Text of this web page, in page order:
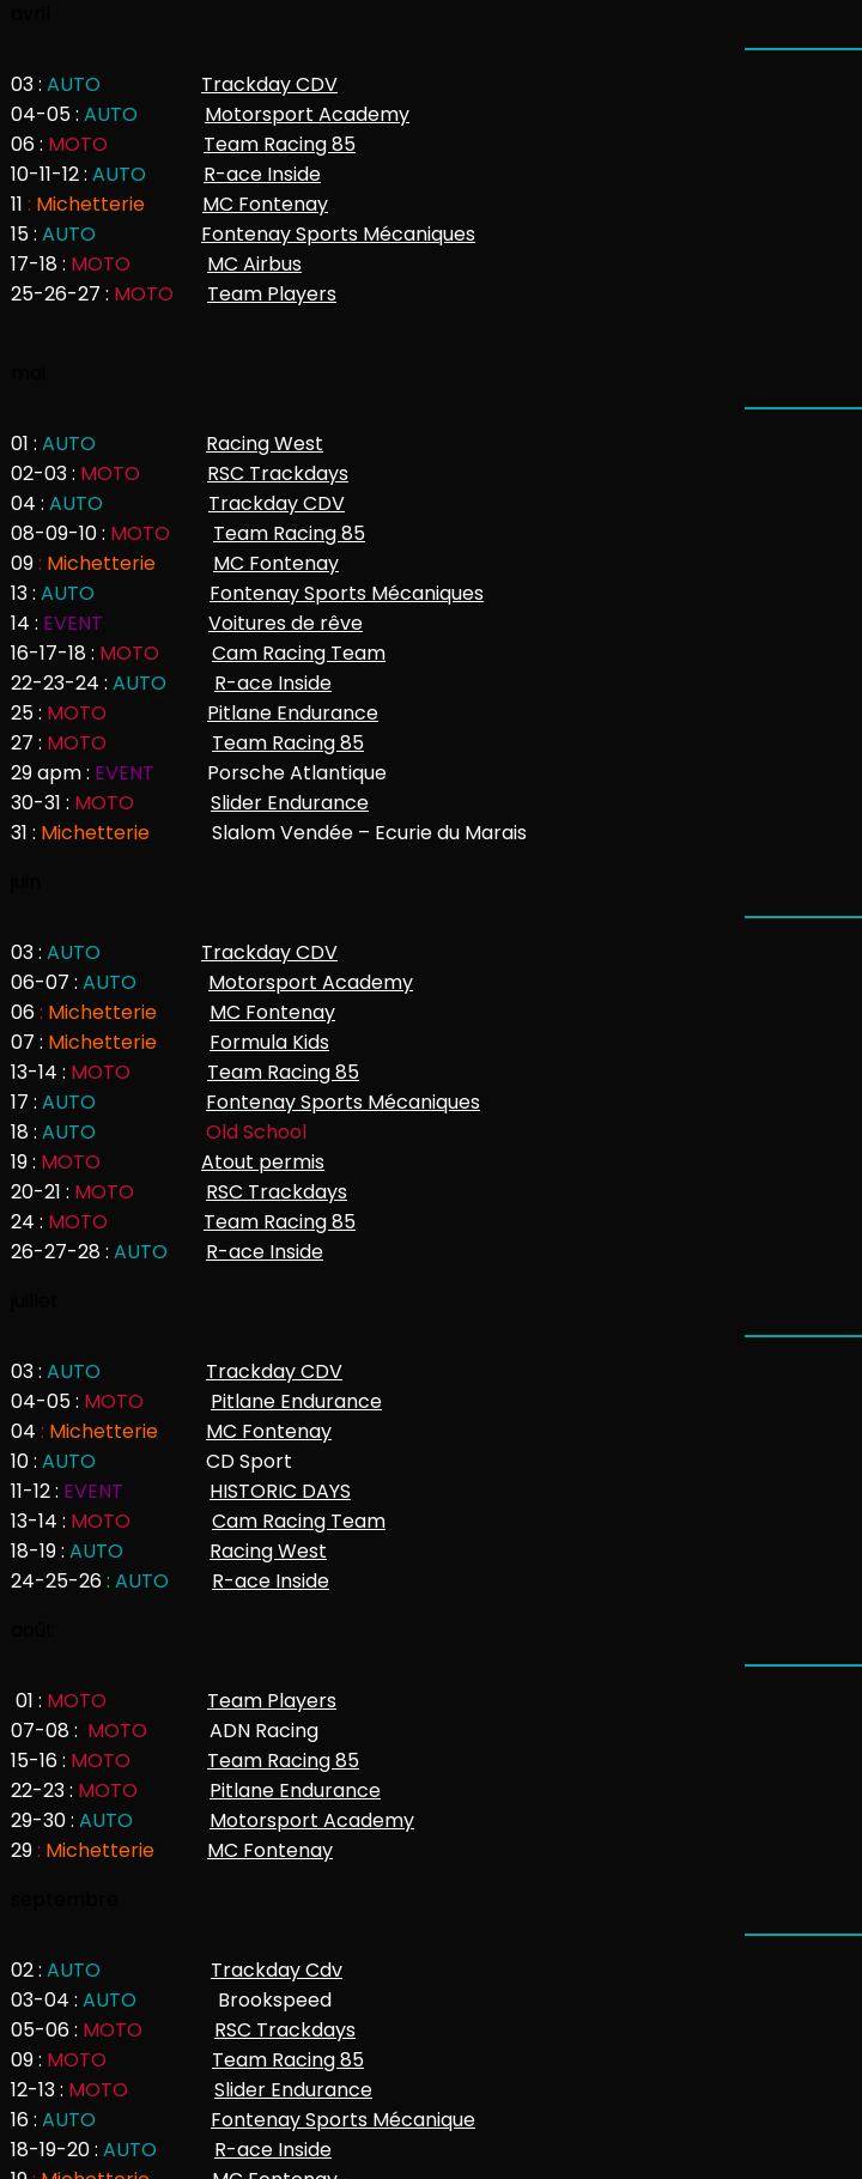
03 : AUTO
Trackday CDV
04-05 : AUTO
Motorsport Academy
06 : MOTO Team Racing 85
10-11-12 : AUTO
R-ace Inside
11 : Michetterie
MC Fontenay
15 : AUTO
Fontenay Sports Mécaniques
17-18 : MOTO
MC Airbus
25-26-27 : MOTO Team Players
01 : AUTO
Racing West
02-03 : MOTO
RSC Trackdays
04 : AUTO
Trackday CDV
08-09-10 : MOTO
Team Racing 85
09: Michetterie
MC Fontenay
13 : AUTO
Fontenay Sports Mécaniques
14 : EVENT
Voitures de rêve
16-17-18 : MOTO Cam Racing Team
22-23-24 : AUTO
R-ace Inside
25 : MOTO
Pitlane Endurance
27 : MOTO
Team Racing 85
29 apm : EVENT Porsche Atlantique
30-31 : MOTO
Slider Endurance
31 : Michetterie
Slalom Vendée – Ecurie du Marais
03 : AUTO
Trackday CDV
06-07 : AUTO
Motorsport Academy
06: Michetterie
MC Fontenay
07 : Michetterie
Formula Kids
13-14 : MOTO Team Racing 85
17 : AUTO
Fontenay Sports Mécaniques
18 : AUTO Old School
19 : MOTO Atout permis
20-21 : MOTO RSC Trackdays
24 : MOTO
Team Racing 85
26-27-28 : AUTO R-ace Inside
03 : AUTO
Trackday CDV
04-05 : MOTO
Pitlane Endurance
04 : Michetterie
MC Fontenay
10 : AUTO
CD Sport
11-12 : EVENT HISTORIC DAYS
13-14 : MOTO
Cam Racing Team
18-19 : AUTO
Racing West
24-25-26: AUTO
R-ace Inside
01 : MOTO
Team Players
07-08 : MOTO
ADN Racing
15-16 : MOTO
Team Racing 85
22-23 : MOTO
Pitlane Endurance
29-30 : AUTO Motorsport Academy
29: Michetterie
MC Fontenay
02 : AUTO Trackday Cdv
03-04 : AUTO
Brookspeed
05-06 : MOTO
RSC Trackdays
09 : MOTO Team Racing 85
12-13 : MOTO
Slider Endurance
16 : AUTO
Fontenay Sports Mécanique
18-19-20 : AUTO R-ace Inside